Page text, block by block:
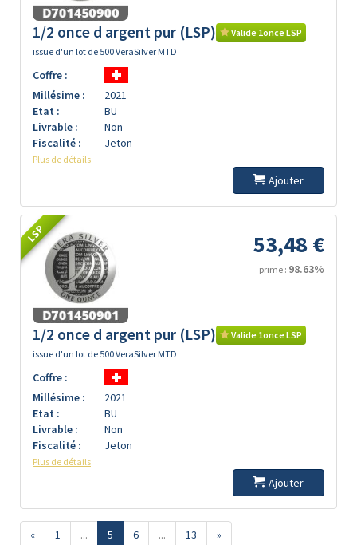
1/2 once d argent pur (LSP)
Valide 1once LSP
issue d'un lot de 500 VeraSilver MTD
Coffre :
Millésime :
2021
Etat :
BU
Livrable :
Non
Fiscalité :
Jeton
Plus de détails
Ajouter
LSP 53,48 €
prime : 98.63%
1/2 once d argent pur (LSP)
Valide 1once LSP
issue d'un lot de 500 VeraSilver MTD
Coffre :
Millésime :
2021
Etat :
BU
Livrable :
Non
Fiscalité :
Jeton
Plus de détails
Ajouter
« 1 ... 5 6 ... 13 »